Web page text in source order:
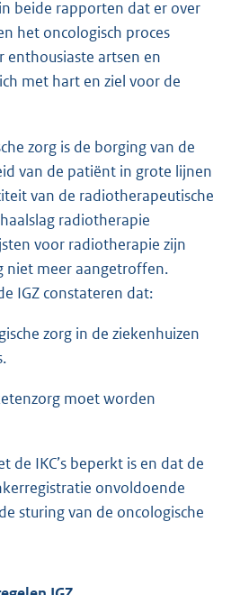
beide rapporten dat er over
het oncologisch proces
artsen en
met hart en ziel voor de
zorg is de borging van de
van de patiënt in grote lijnen
van de radiotherapeutische
radiotherapie
voor radiotherapie zijn
niet meer aangetroffen.
IGZ constateren dat:
zorg in de ziekenhuizen
moet worden
de IKC’s beperkt is en dat de
onvoldoende
sturing van de oncologische